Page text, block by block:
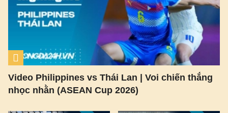
Video Philippines vs Thái Lan | Voi chiến thắng
nhọc nhằn (ASEAN Cup 2026)